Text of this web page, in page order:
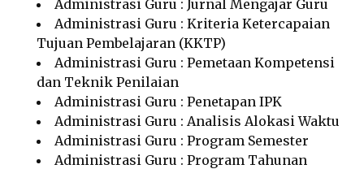
Administrasi Guru : Jurnal Mengajar Guru
Administrasi Guru : Kriteria Ketercapaian
Tujuan Pembelajaran (KKTP)
Administrasi Guru : Pemetaan Kompetensi
dan Teknik Penilaian
Administrasi Guru : Penetapan IPK
Administrasi Guru : Analisis Alokasi Waktu
Administrasi Guru : Program Semester
Administrasi Guru : Program Tahunan